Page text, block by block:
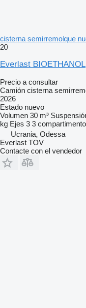
cisterna semirremolque
20
Everlast BIOETHANOL
Precio a consultar
Camión cisterna
2026
Estado nuevo
Volumen 30 m³
kg Ejes 3 3 compartimento
Ucrania, Odessa
Everlast TOV
Contacte con el vendedor